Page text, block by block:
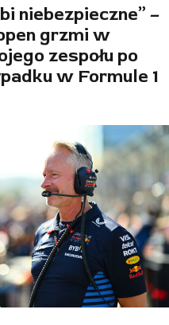
niebezpieczne” –
grzmi w
zespołu po
w Formule 1